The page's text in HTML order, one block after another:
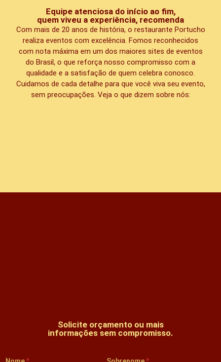
Equipe atenciosa do início ao fim,
quem viveu a experiência, recomenda
Com mais de 20 anos de história, o restaurante Portucho
realiza eventos com excelência. Fomos reconhecidos
com nota máxima em um dos maiores sites de eventos
do Brasil, o que reforça nosso compromisso com a
qualidade e a satisfação de quem celebra conosco.
Cuidamos de cada detalhe para que você viva seu evento,
sem preocupações. Veja o que dizem sobre nós:
Solicite orçamento ou mais
informações sem compromisso.